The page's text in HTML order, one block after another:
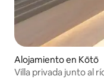
Alojamiento en Kōtō
Villa privada junto al